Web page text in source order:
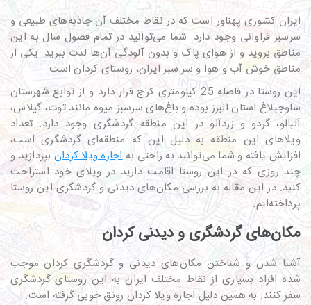
ایران کشوری پهناور است که در نقاط مختلف آن جاذبه‌های طبیعی و
سرسبز فراوانی وجود دارد. شما می‌توانید در تمام فصول سال به این
مناطق بروید و از هوای پاک و بدون آلودگی‌ آن‌ها لذت ببرید. یکی از
مناطق خوش آب و هوا و سر سبز ایران، روستای کردان است.
این روستا در فاصله 25 کیلومتری کرج قرار دارد و از توابع شهرستان
ساوجبلاغ استان البرز بوده و باغ‌های سرسبز میوه مانند توت، گیلاس،
آلبالو، گردو و زردآلو در این منطقه گردشگری وجود دارد. تعداد
ویلاهای این منطقه به دلیل این که منطقه‌ای گردشگری است،
افزایش یافته و شما می‌توانید به راحتی بهاجاره ویلا کردان بپردازید و
چند روزی که در این روستا اقامت دارید در ویلای خود استراحت
کنید. در این مقاله به بررسی مکان‌های دیدنی و گردشگری این روستا
پرداخته‌ایم.
مکان‌های گردشگری و دیدنی کردان
آشنا شدن و شناختن مکان‌های دیدنی و گردشگری کردان موجب
شده افراد بسیاری از نقاط مختلف ایران به این روستای گردشگری
سفر کنند. به همین دلیل اجاره ویلا کردان رونق خوبی گرفته است.